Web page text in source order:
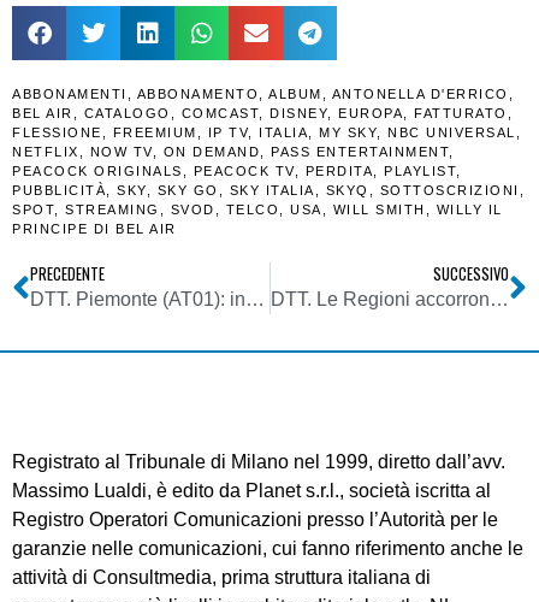
ABBONAMENTI ABBONAMENTO ALBUM ANTONELLA D'ERRICO
BEL AIR
CATALOGO COMCAST DISNEY EUROPA FATTURATO
FLESSIONE
FREEMIUM IP TV, ITALIA MY SKY NBC UNIVERSAL
NETFLIX
NOW TV, ON DEMAND PASS ENTERTAINMENT
PEACOCK ORIGINALS
PEACOCK TV, PERDITA PLAYLIST
PUBBLICITÀ
SKY SKY GO SKY ITALIA SKYQ SOTTOSCRIZIONI
SPOT
STREAMING SVOD TELCO USA WILL SMITH
WILLY IL
PRINCIPE DI BEL AIR
PRECEDENTE
DTT. Piemonte (AT01): in alto mare problematiche FSMA con AT03 (Lombardia). Mise non apre ad appello Regione. Operatori sul piede di guerra
SUCCESSIVO
DTT. Le Regioni accorrono in extremis in soccorso delle emittenti locali vittime del refarming. Ma l’approccio è farraginoso e demagogico
Registrato al Tribunale di Milano nel 1999, diretto dall’avv.
Massimo Lualdi, è edito da Planet s.r.l., società iscritta al
Registro Operatori Comunicazioni presso l’Autorità per le
garanzie nelle comunicazioni, cui fanno riferimento anche le
attività di Consultmedia, prima struttura italiana di